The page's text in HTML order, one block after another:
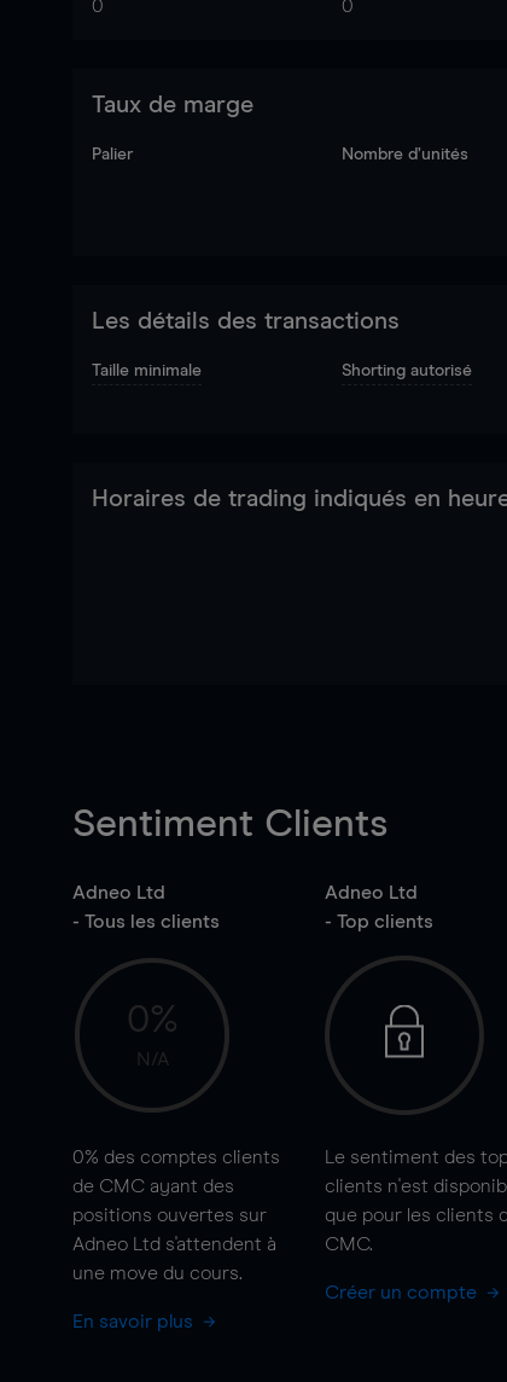
0 0
Taux de marge
Palier Nombre d’unités
Les détails des transactions
Taille minimale Shorting autorisé
Horaires de trading indiqués en
Sentiment Clients
Adneo Ltd
- Tous les clients
0%
N/A
0% des comptes clients
de CMC ayant des
positions ouvertes sur
Adneo Ltd s'attendent à
une move du cours.
En savoir plus
Adneo Ltd
- Top clients
Le sentiment des
clients n'est
que pour les clients
CMC.
Créer un compte